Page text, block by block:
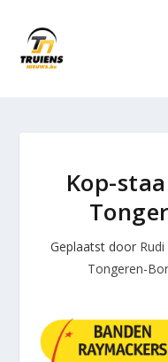
Kop-
Geplaatst door Rudi
Tongeren-